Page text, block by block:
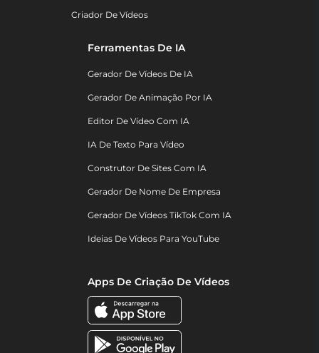
Criador De Vídeos
Ferramentas De IA
Gerador De Vídeos De IA
Gerador De Animação Por IA
Editor De Vídeo Com IA
IA De Texto Para Vídeo
Construtor De Sites Com IA
Gerador De Nome De Empresa
Gerador De Vídeos TikTok Com IA
Ideias De Vídeos Para YouTube
Apps De Criação De Vídeos